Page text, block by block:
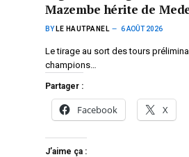
Mazembe hérite de
BY LE HAUTPANEL 6 AOÛT 2026
Le tirage au sort des tours
champions…
Partager :
Facebook X
J’aime ça :